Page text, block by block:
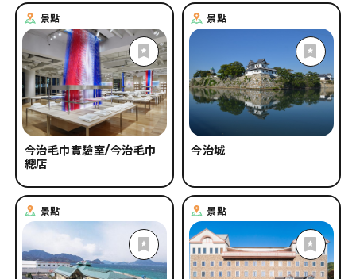
景點
今治毛巾實驗室/今治毛巾
總店
景點
今治城
景點 景點